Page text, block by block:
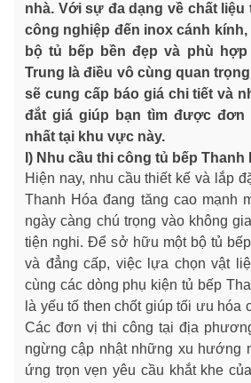
nhà. Với sự đa dạng về chất
công nghiệp đến inox cánh
bộ tủ bếp bền đẹp và phù
Trung là điều vô cùng quan
sẽ cung cấp báo giá chi tiết và
đắt giá giúp bạn tìm được
nhất tại khu vực này.
I) Nhu cầu thi công tủ bếp Thanh
Hiện nay, nhu cầu thiết kế và lắp
Thanh Hóa đang tăng cao mạnh
ngày càng chú trọng vào không
tiện nghi. Để sở hữu một bộ tủ
và đẳng cấp, việc lựa chọn vật
cùng các dòng phụ kiện tủ bếp
là yếu tố then chốt giúp tối ưu hóa
Các đơn vị thi công tại địa
ngừng cập nhật những xu hướng
ứng trọn vẹn yêu cầu khắt khe